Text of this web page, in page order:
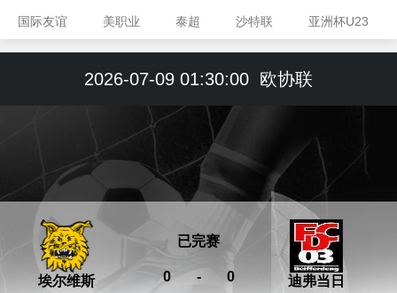
国际友谊 美职业 泰超 沙特联 亚洲杯U23
2026-07-09 01:30:00 欧协联
埃尔维斯 0 - 0
已完赛
迪弗当日